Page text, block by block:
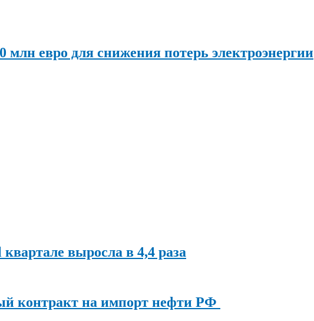
евро для снижения потерь электроэнергии
выросла в 4,4 раза
контракт на импорт нефти РФ